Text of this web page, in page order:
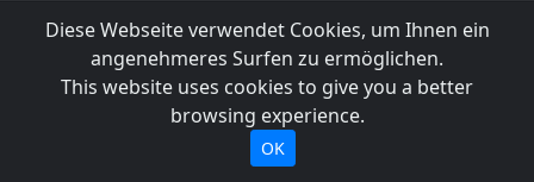
Diese Webseite verwendet Cookies, um Ihnen ein
angenehmeres Surfen zu ermöglichen.
This website uses cookies to give you a better
browsing experience.
OK